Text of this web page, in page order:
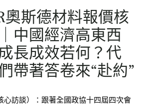
奧斯德材料報價核
中國經濟高東西
長成效若何？代
帶著答卷來“赴約”
心訪談）：跟著全國政協十四屆四次會